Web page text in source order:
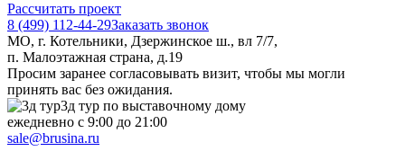
Рассчитать проект
8 (499) 112-44-29Заказать звонок
МО, г. Котельники, Дзержинское ш., вл 7/7,
п. Малоэтажная страна, д.19
Просим заранее согласовывать визит, чтобы мы могли
принять вас без ожидания.
3д тур по выставочному дому
ежедневно с 9:00 до 21:00
sale@brusina.ru